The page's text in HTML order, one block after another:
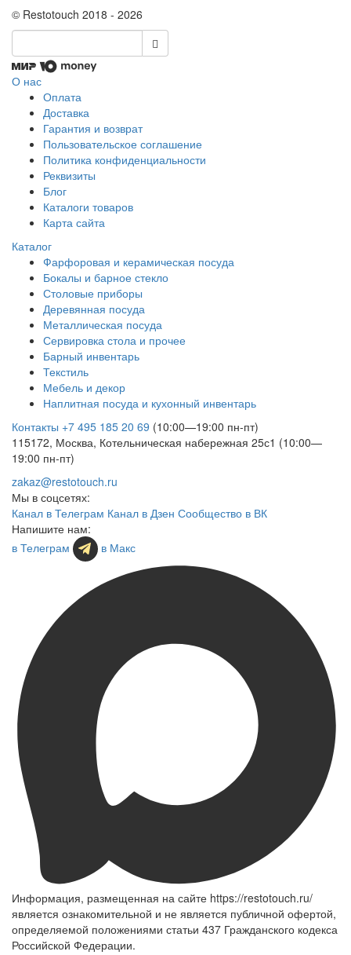
© Restotouch 2018 - 2026
О нас
Оплата
Доставка
Гарантия и возврат
Пользовательское соглашение
Политика конфиденциальности
Реквизиты
Блог
Каталоги товаров
Карта сайта
Каталог
Фарфоровая и керамическая посуда
Бокалы и барное стекло
Столовые приборы
Деревянная посуда
Металлическая посуда
Сервировка стола и прочее
Барный инвентарь
Текстиль
Мебель и декор
Наплитная посуда и кухонный инвентарь
Контакты +7 495 185 20 69 (10:00—19:00 пн-пт)
115172, Москва, Котельническая набережная 25с1 (10:00—
19:00 пн-пт)
zakaz@restotouch.ru
Мы в соцсетях:
Канал в Телеграм Канал в Дзен Сообщество в ВК
Напишите нам:
в Телеграм
в Макс
Информация, размещенная на сайте https://restotouch.ru/
является ознакомительной и не является публичной офертой,
определяемой положениями статьи 437 Гражданского кодекса
Российской Федерации.